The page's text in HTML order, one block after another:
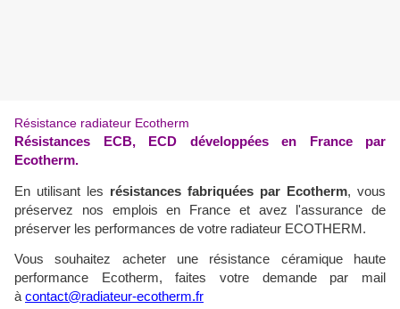
Résistance radiateur Ecotherm
Résistances ECB, ECD développées en France par
Ecotherm.
En utilisant les résistances fabriquées par Ecotherm, vous
préservez nos emplois en France et avez l'assurance de
préserver les performances de votre radiateur ECOTHERM.
Vous souhaitez acheter une résistance céramique haute
performance
Ecotherm, faites votre demande par mail
à contact@radiateur-ecotherm.fr